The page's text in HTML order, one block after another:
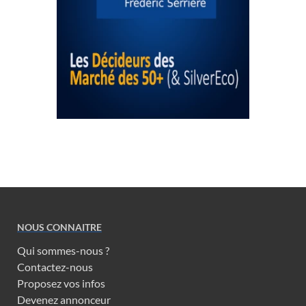
NOUS CONNAITRE
Qui sommes-nous ?
Contactez-nous
Proposez vos infos
Devenez annonceur